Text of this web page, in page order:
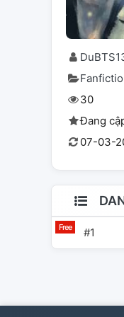
30
Đang
07-03-
#1